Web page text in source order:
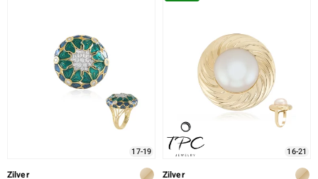
17-19
Zilver
16-21
Zilver